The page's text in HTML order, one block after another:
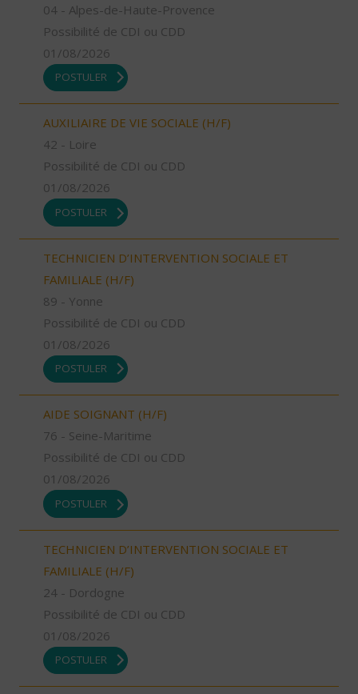
04 - Alpes-de-Haute-Provence
Possibilité de CDI ou CDD
01/08/2026
POSTULER
AUXILIAIRE DE VIE SOCIALE (H/F)
42 - Loire
Possibilité de CDI ou CDD
01/08/2026
POSTULER
TECHNICIEN D’INTERVENTION SOCIALE ET
FAMILIALE (H/F)
89 - Yonne
Possibilité de CDI ou CDD
01/08/2026
POSTULER
AIDE SOIGNANT (H/F)
76 - Seine-Maritime
Possibilité de CDI ou CDD
01/08/2026
POSTULER
TECHNICIEN D’INTERVENTION SOCIALE ET
FAMILIALE (H/F)
24 - Dordogne
Possibilité de CDI ou CDD
01/08/2026
POSTULER